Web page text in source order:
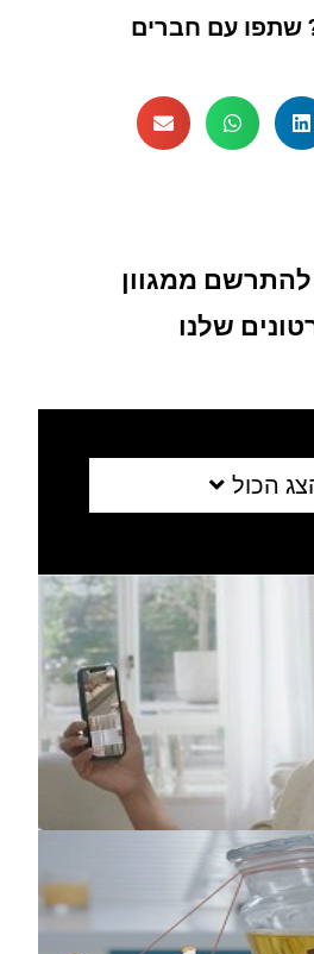
שתפו עם חברים
להתרשם ממגוון
שלנו
הכול